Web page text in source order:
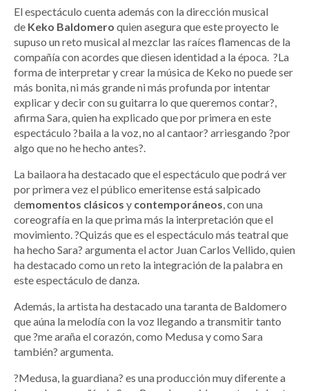
El espectáculo cuenta además con la dirección musical
de Keko Baldomero quien asegura que este proyecto le
supuso un reto musical al mezclar las raíces flamencas de la
compañía con acordes que diesen identidad a la época. ?La
forma de interpretar y crear la música de Keko no puede ser
más bonita, ni más grande ni más profunda por intentar
explicar y decir con su guitarra lo que queremos contar?,
afirma Sara, quien ha explicado que por primera en este
espectáculo ?baila a la voz, no al cantaor? arriesgando ?por
algo que no he hecho antes?.
La bailaora ha destacado que el espectáculo que podrá ver
por primera vez el público emeritense está salpicado
demomentos clásicos y contemporáneos, con una
coreografía en la que prima más la interpretación que el
movimiento. ?Quizás que es el espectáculo más teatral que
ha hecho Sara? argumenta el actor Juan Carlos Vellido, quien
ha destacado como un reto la integración de la palabra en
este espectáculo de danza.
Además, la artista ha destacado una taranta de Baldomero
que aúna la melodía con la voz llegando a transmitir tanto
que ?me araña el corazón, como Medusa y como Sara
también? argumenta.
?Medusa, la guardiana? es una producción muy diferente a